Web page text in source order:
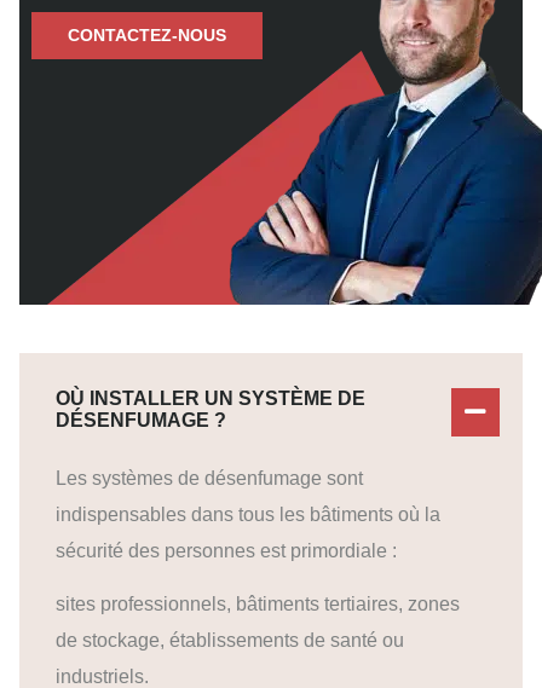
CONTACTEZ-NOUS
OÙ INSTALLER UN SYSTÈME DE
DÉSENFUMAGE ?
Les systèmes de désenfumage sont
indispensables dans tous les bâtiments où la
sécurité des personnes est primordiale :
sites professionnels, bâtiments tertiaires, zones
de stockage, établissements de santé ou
industriels.